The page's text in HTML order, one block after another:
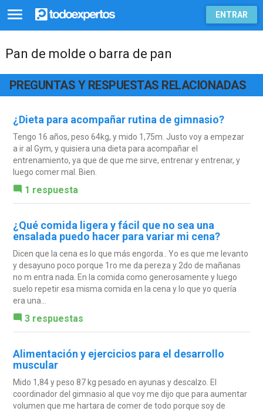
ENTRAR
Pan de molde o barra de pan
PREGUNTAS Y RESPUESTAS RELACIONADAS
¿Dieta para acompañar rutina de gimnasio?
Tengo 16 años, peso 64kg, y mido 1,75m. Justo voy a empezar
a ir al Gym, y quisiera una dieta para acompañar el
entrenamiento, ya que de que me sirve, entrenar y entrenar, y
luego comer mal. Bien.
1 respuesta
¿Qué comida ligera y fácil que no sea una
ensalada puedo hacer para variar mi cena?
Dicen que la cena es lo que más engorda.. Yo es que me levanto
y desayuno poco porque 1ro me da pereza y 2do de mañanas
no m entra nada. En la comida como generosamente y luego
suelo repetir esa misma comida en la cena y lo que yo quería
era una...
3 respuestas
Alimentación y ejercicios para el desarrollo
muscular
Mido 1,84 y peso 87 kg pesado en ayunas y descalzo. El
coordinador del gimnasio al que voy me dijo que para aumentar
volumen que me hartara de comer de todo porque soy de